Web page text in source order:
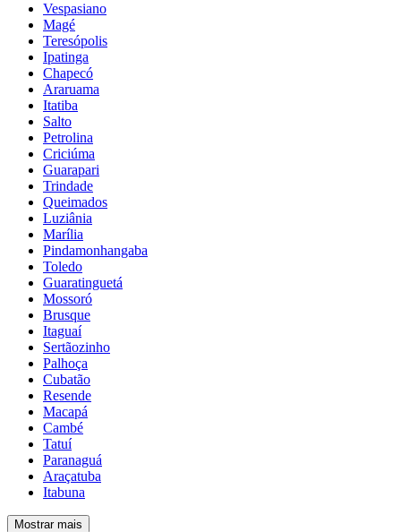
Vespasiano
Magé
Teresópolis
Ipatinga
Chapecó
Araruama
Itatiba
Salto
Petrolina
Criciúma
Guarapari
Trindade
Queimados
Luziânia
Marília
Pindamonhangaba
Toledo
Guaratinguetá
Mossoró
Brusque
Itaguaí
Sertãozinho
Palhoça
Cubatão
Resende
Macapá
Cambé
Tatuí
Paranaguá
Araçatuba
Itabuna
Mostrar mais